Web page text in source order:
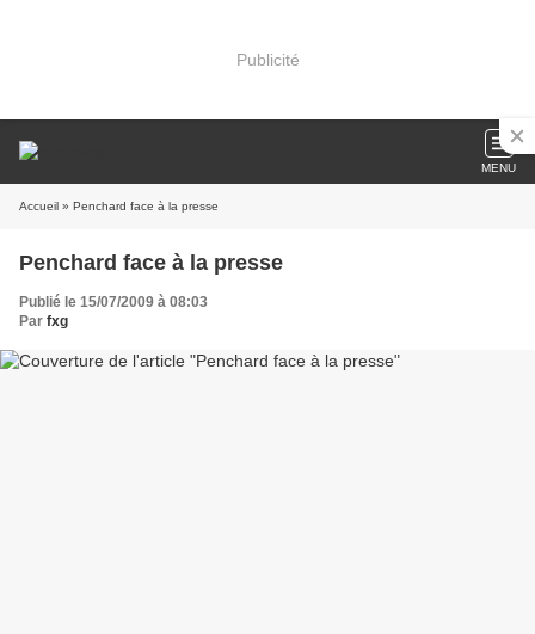
Publicité
MENU
Accueil » Penchard face à la presse
Penchard face à la presse
Publié le 15/07/2009 à 08:03
Par fxg